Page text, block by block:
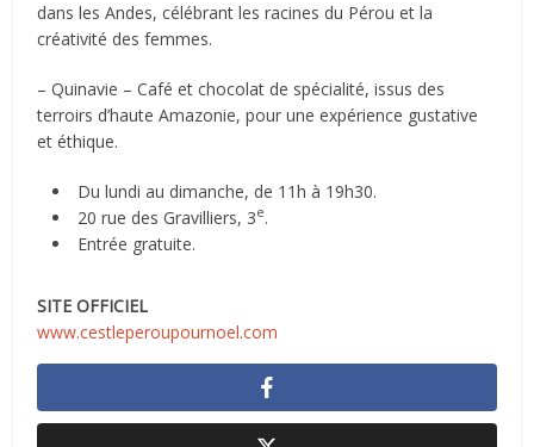
dans les Andes, célébrant les racines du Pérou et la
créativité des femmes.
– Quinavie – Café et chocolat de spécialité, issus des
terroirs d’haute Amazonie, pour une expérience gustative
et éthique.
Du lundi au dimanche, de 11h à 19h30.
20 rue des Gravilliers, 3e.
Entrée gratuite.
SITE OFFICIEL
www.cestleperoupournoel.com